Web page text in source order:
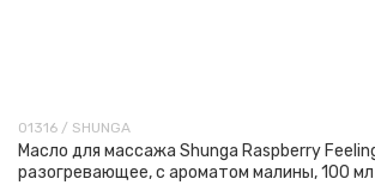
01316 / SHUNGA
Масло для массажа Shunga Raspberry
разогревающее, с ароматом малины, 100 мл